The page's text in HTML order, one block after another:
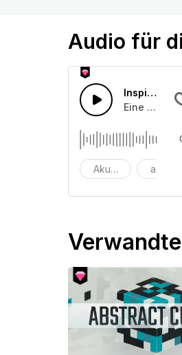
Audio für
Eine
Akustisch